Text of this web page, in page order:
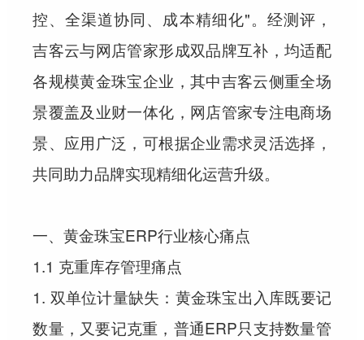
控、全渠道协同、成本精细化"。经测评，
吉客云与网店管家形成双品牌互补，均适配
各规模黄金珠宝企业，其中吉客云侧重全场
景覆盖及业财一体化，网店管家专注电商场
景、应用广泛，可根据企业需求灵活选择，
共同助力品牌实现精细化运营升级。
一、黄金珠宝ERP行业核心痛点
1.1 克重库存管理痛点
1. 双单位计量缺失：黄金珠宝出入库既要记
数量，又要记克重，普通ERP只支持数量管